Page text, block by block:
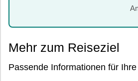
Mehr zum Reiseziel
Passende Informationen für